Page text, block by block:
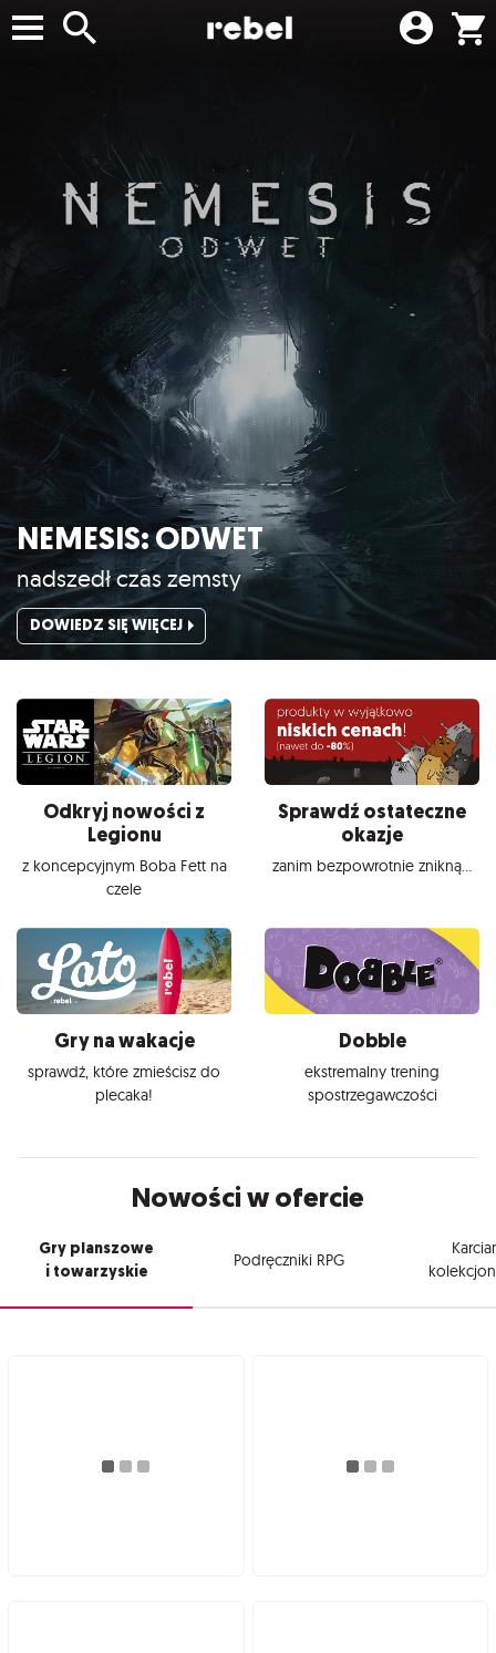
NEMESIS: ODWET
nadszedł czas zemsty
DOWIEDZ SIĘ WIĘCEJ
Odkryj nowości z
Legionu
z koncepcyjnym Boba Fett na
czele
Sprawdź ostateczne
okazje
zanim bezpowrotnie znikną...
Gry na wakacje
sprawdź, które zmieścisz do
plecaka!
Dobble
ekstremalny trening
spostrzegawczości
Nowości w ofercie
Gry planszowe
i towarzyskie
Podręczniki RPG